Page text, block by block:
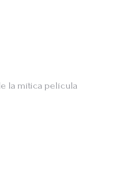
la mítica película